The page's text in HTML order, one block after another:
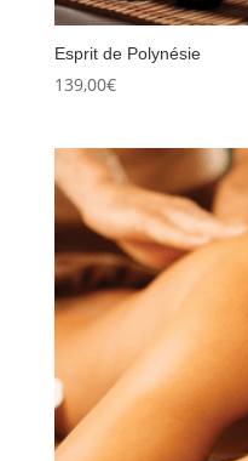
Esprit de Polynésie
139,00€